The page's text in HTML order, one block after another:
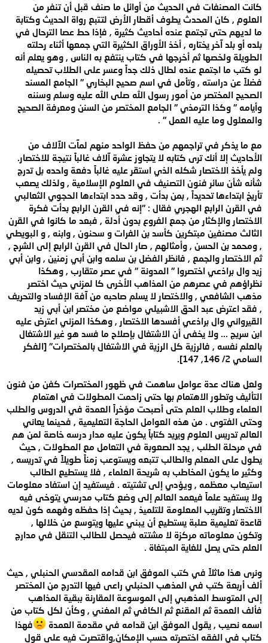
كانت المصنفات في الحديث من أوائل ما صنف قبل أن تنفر من
العلوم , كان المحدث يطوف أقطار الأرض لتتبع رواة الحديث وكتابة
ما لديهم حتى تجتمع عنده أحاديث كثيرة , فإذا حط عصا الترحال في
بلده أو بلد آخر يختاره , أخذ الأوراق الكثيرة التي جمعها أثناء رحلته
الطويلة ولخصها ثم أخرجها في كتاب ينتفع به الناس , وهو يعلم أنه
لو كتب ما اجتمع عنده لطال ذلك جداً وعسر على الطلاب تحصيله
فضلاً عن دراسته , وتأمل في اسم صحيح البخاري " الجامع المسند
الصحيح المختصر من أمور رسول الله صلى الله عليه وسلم وسننه
وأيامه " وكذا الترمذي " الجامع المختصر من السنن ومعرفة الصحيح
والمعلول وما عليه العمل " .
مع ما يذكر في تراجمهم من حفظ الواحد منهم لمآت الآلاف من
الأحاديث إلا أنك ترى كتابه لا يتجاوز عشرة آلاف غالباً نتيجة للاختصار.
ولم يأخذ الاختصار شكله الذي استقر عليه غالباً دفعة واحده بل تدرج
شأنه شأن سائر فنون التصنيف في العلوم الإسلامية , ولذلك يصعب
تأريخ ابتداءها تحديداً , بمن بدأت , وقد حدد ابتداءها الحجوي الثعالبي
في القرن الرابع الهجري فقال : "إنه في القرن الرابع بدأت فكرة
الاختصار والإكثار من جمع الفروع بدون أدلة , فبعد ما كانوا في القرن
الثالث مصنفين مبتكرين كأسد بن الفرات و سحنون , وابنه , و البويطي
, ومحمد بن الحسن , وأمثالهم , صار الحال في القرن الرابع إلى الشرح ,
ثم الاختصار والجمع , فانظر الفضل بن سلمه وابن أبي زمنين , وابن أبي
زيد وال براذعي اختصروا " المدونة " في عصر متقارب , وهكذا
نظراؤهم في عصرهم من المذاهب الأخرى كا لمزني حيث اختصر
مذهب الشافعي , والاختصار لا يسلم صاحبه من آفة الإفساد والتحريف
, فقد اعترض عبد الحق الاشبيلي مواضع من مختصر ابن أبي زيد
القيرواني وال براذعي أفسدها الاختصار , وهكذا المزني اعترض عليه
ابن سريج ... ولا يخفى أن الاشتغال بإصلاح ما فسد هو غير الاشتغال
بالعلم نفسه , فالرزية كل الرزية في الاشتغال بالمختصرات" [الفكر
السامي 2/ 146, 147].
ولعل هناك عدة عوامل ساهمت في ظهور المختصرات كفن من فنون
التأليف وتطور الاهتمام بها حتى زاحمت المطولات في اهتمام
العلماء وطلاب العلم حتى أصبحت مؤخراً العمدة في الدروس والطلب
وحتى الفتوى . من هذه العوامل الحاجة التعليمية , فحينما يعاني
العالم تدريس العلوم ويريد كتاباً يكون عليه مدار درسه خاصة لمن هم
في مرحلة الطلب , يجد الصعوبة في التعامل مع المطولات , حيث
يطول على المعلم والطالب تتبعه ويستوعب زمناً طويلاً في تدريسه ,
وكثير ما يكون المخاطب به شريحة العلماء , فلا يستطيع الطالب
استيعاب معظمه , ويؤدي إلى تشتيته . فيستفيد إن استفاد معلومات
ولا يستفيد علماً فيعمد العالم إلى وضع كتاب مدرسي يتوخى فيه
الاختصار وتقريب المعلومة للتلميذ , بحيث إذا حفظه وفهمه كون لديه
قاعدة تعليمية صلبة يستطيع أن يبني عليها ويتوسع من خلالها ,
وتكون معلوماته مركزة لا مشتته فيحصل للطالب التنقل في مدارج
العلم حتى يصل للغاية المبتغاة .
ونرى هذا ماثلاً في كتب الموفق ابن قدامه المقدسي الحنبلي , حيث
ألف أربعة كتب في المذهب الحنبلي راعى فيها التدرج من المختصر
إلى المتوسط المذهبي إلى الموسوعة المقارنة ببقية المذاهب
فألف العمدة ثم المقنع ثم الكافي ثم المغني , وكأن لكل كتاب من
اسمه نصيب , يقول الموفق ابن قدامه في مقدمة العمدة
فهذا
كتاب في الفقه اختصرته حسب الإمكان,واقتصرت فيه على قول